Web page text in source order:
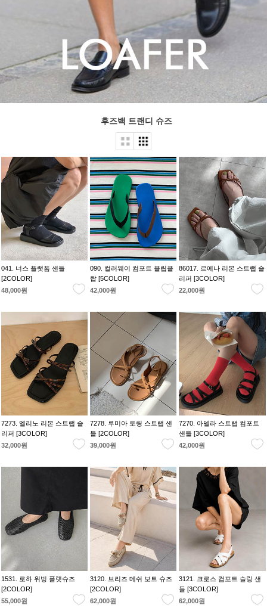
후즈백 트랜디 슈즈
041. 너스 플랫폼 샌들
[2COLOR]
48,000원
090. 컬러웨이 컴포트 플립플
랍 [5COLOR]
42,000원
86017. 르에나 리본 스트랩 슬
리퍼 [3COLOR]
22,000원
7273. 엘리노 리본 스트랩 슬
리퍼 [3COLOR]
32,000원
7278. 루미아 토링 스트랩 샌
들 [2COLOR]
39,000원
7270. 아델라 스트랩 컴포트
샌들 [3COLOR]
42,000원
1531. 로하 위빙 플랫슈즈
[2COLOR]
55,000원
3120. 브리즈 메쉬 보트 슈즈
[2COLOR]
62,000원
3121. 크로스 컴포트 슬링 샌
들 [3COLOR]
62,000원